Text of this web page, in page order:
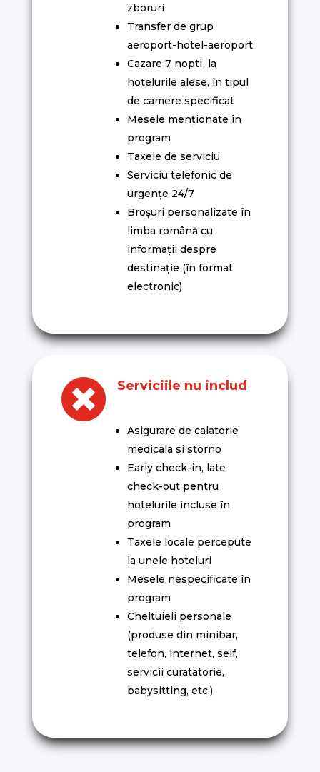
zboruri
Transfer de grup
aeroport-hotel-aeroport
Cazare 7 nopti la
hotelurile alese, în tipul
de camere specificat
Mesele menționate în
program
Taxele de serviciu
Serviciu telefonic de
urgențe 24/7
Broșuri personalizate în
limba română cu
informații despre
destinație (în format
electronic)
 Serviciile nu includ
Asigurare de calatorie
medicala si storno
Early check-in, late
check-out pentru
hotelurile incluse în
program
Taxele locale percepute
la unele hoteluri
Mesele nespecificate în
program
Cheltuieli personale
(produse din minibar,
telefon, internet, seif,
servicii curatatorie,
babysitting, etc.)